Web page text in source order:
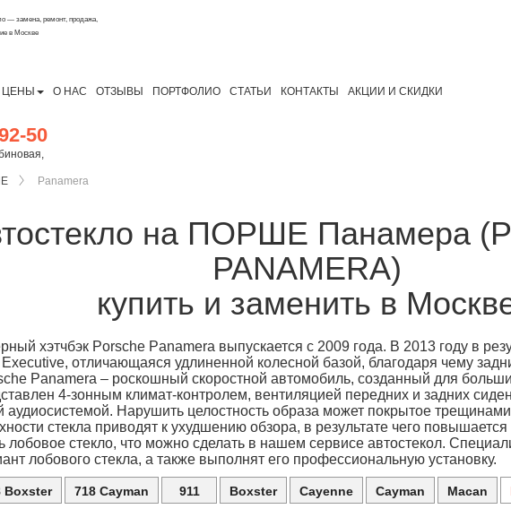
— замена, ремонт, продажа,
в Москве
ЦЕНЫ О НАС ОТЗЫВЫ ПОРТФОЛИО СТАТЬИ КОНТАКТЫ АКЦИИ И СКИДКИ
50
Panamera
на ПОРШЕ Панамера
PANAMERA)
купить и заменить в
хэтчбэк Porsche Panamera выпускается с 2009 года. В 2013 году в
отличающаяся удлиненной колесной базой, благодаря чему
Panamera – роскошный скоростной автомобиль, созданный для
4-зонным климат-контролем, вентиляцией передних и задних
аудиосистемой. Нарушить целостность образа может покрытое
стекла приводят к ухудшению обзора, в результате чего
лобовое стекло, что можно сделать в нашем сервисе автостекол.
лобового стекла, а также выполнят его профессиональную установку.
Boxster 718 Cayman 911 Boxster Cayenne Cayman Macan